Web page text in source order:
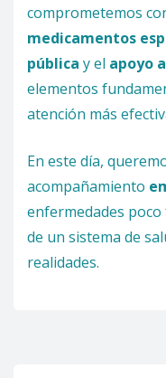
comprometemos
medicamentos
pública y el apoyo
elementos
atención más
En este día,
acompañamiento
enfermedades
de un sistema de
realidades.